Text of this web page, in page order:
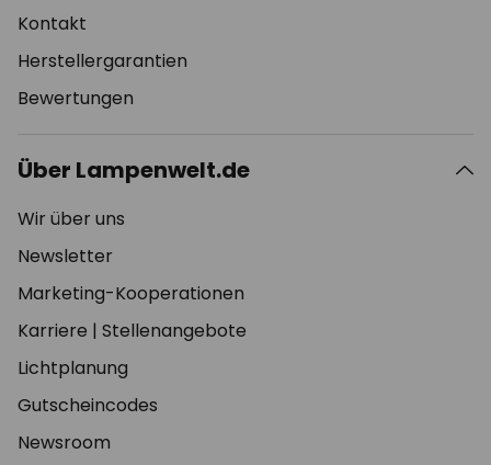
Kontakt
Herstellergarantien
Bewertungen
Über Lampenwelt.de
Wir über uns
Newsletter
Marketing-Kooperationen
Karriere | Stellenangebote
Lichtplanung
Gutscheincodes
Newsroom